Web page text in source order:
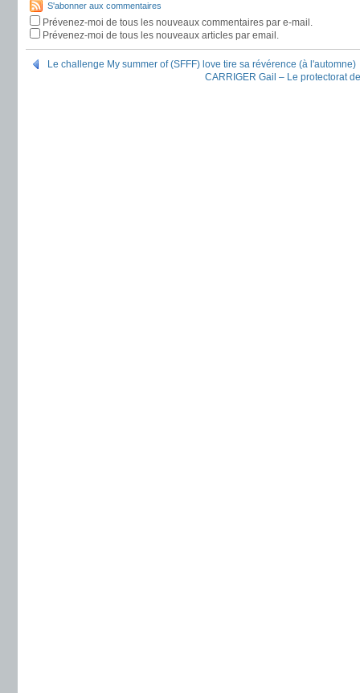
S'abonner aux commentaires
Prévenez-moi de tous les nouveaux commentaires par e-mail.
Prévenez-moi de tous les nouveaux articles par email.
Le challenge My summer of (SFFF) love tire sa révérence (à l'automne)
CARRIGER Gail – Le protectorat